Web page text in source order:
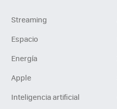
Streaming
Espacio
Energía
Apple
Inteligencia artificial